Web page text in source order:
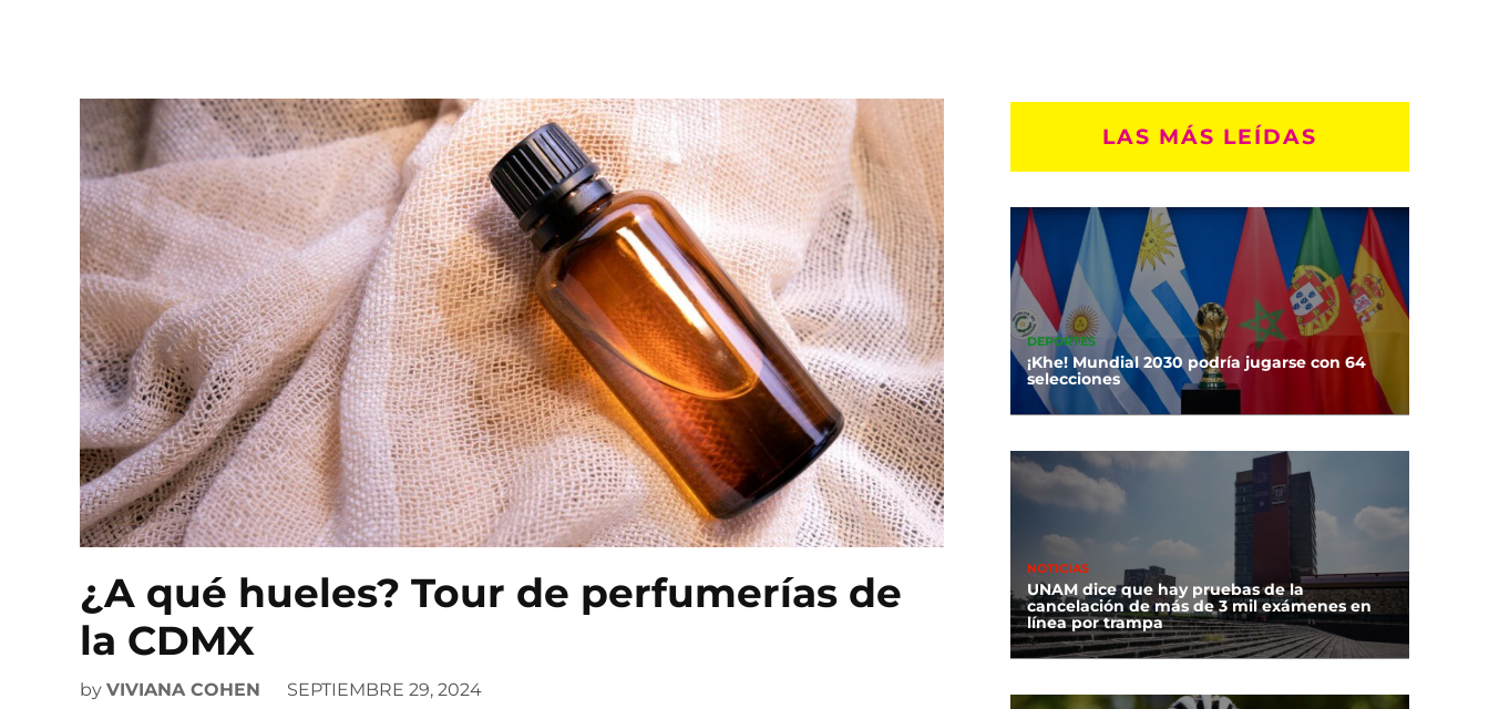
¿A qué hueles? Tour de perfumerías de
la CDMX
by VIVIANA COHEN SEPTIEMBRE 29, 2024
LAS MÁS LEÍDAS
DEPORTES
¡Khe! Mundial 2030 podría jugarse con 64
selecciones
NOTICIAS
UNAM dice que hay pruebas de la
cancelación de más de 3 mil exámenes en
línea por trampa